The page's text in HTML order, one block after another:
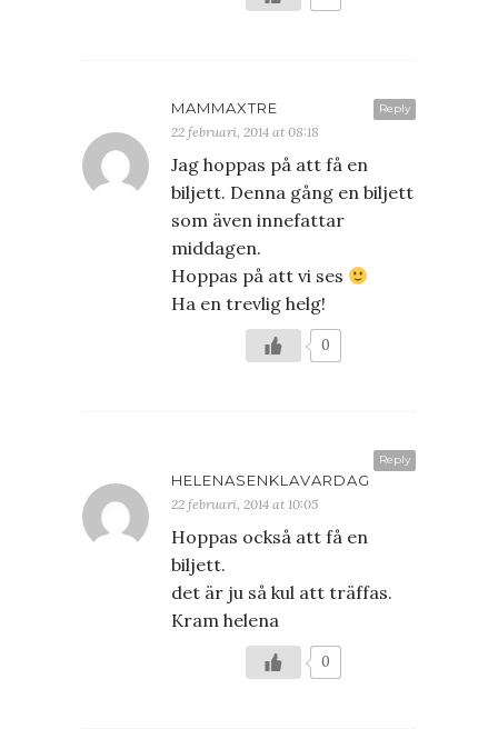
Reply
MAMMAXTRE
22 februari, 2014 at 08:18
Jag hoppas på att få en
biljett. Denna gång en biljett
som även innefattar
middagen.
Hoppas på att vi ses
Ha en trevlig helg!
0
Reply
HELENASENKLAVARDAG
22 februari, 2014 at 10:05
Hoppas också att få en
biljett.
det är ju så kul att träffas.
Kram helena
0